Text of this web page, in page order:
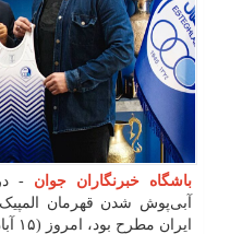
باشگاه خبرنگاران جوان-
ایران مطرح بود، امروز (۱۵ آبان) رسماً این اتفاق رقم خورد.